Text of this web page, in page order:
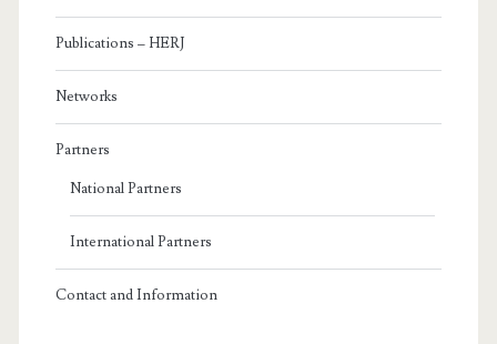
Publications – HERJ
Networks
Partners
National Partners
International Partners
Contact and Information